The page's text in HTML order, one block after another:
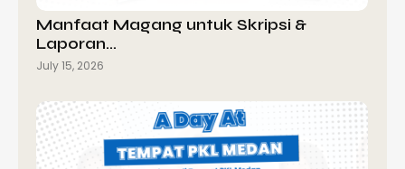
Manfaat Magang untuk Skripsi &
Laporan…
July 15, 2026